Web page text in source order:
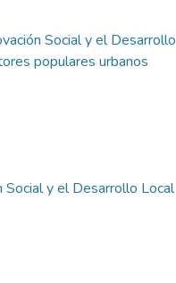
Social y el Desarrollo
populares urbanos
Social y el Desarrollo Local